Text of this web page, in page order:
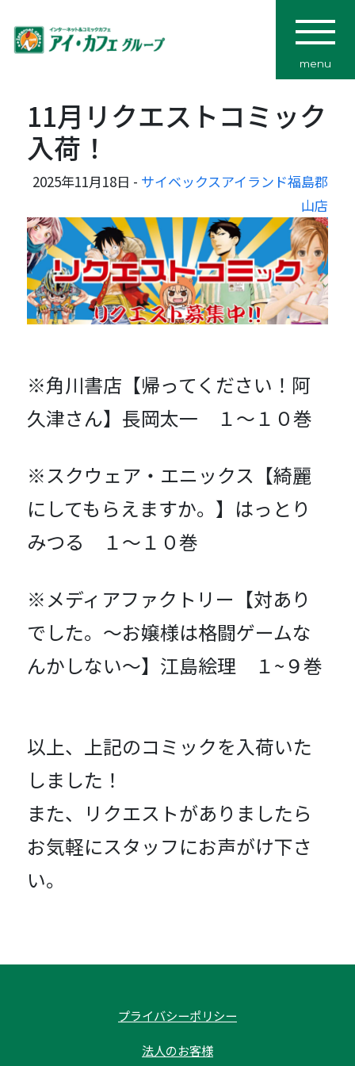
menu
11月リクエストコミック
入荷！
2025年11月18日 - サイベックスアイランド福島郡
山店
※角川書店【帰ってください！阿
久津さん】長岡太一 １～１０巻
※スクウェア・エニックス【綺麗
にしてもらえますか。】はっとり
みつる １～１０巻
※メディアファクトリー【対あり
でした。～お嬢様は格闘ゲームな
んかしない～】江島絵理 １~９巻
以上、上記のコミックを入荷いた
しました！
また、リクエストがありましたら
お気軽にスタッフにお声がけ下さ
い。
プライバシーポリシー
法人のお客様